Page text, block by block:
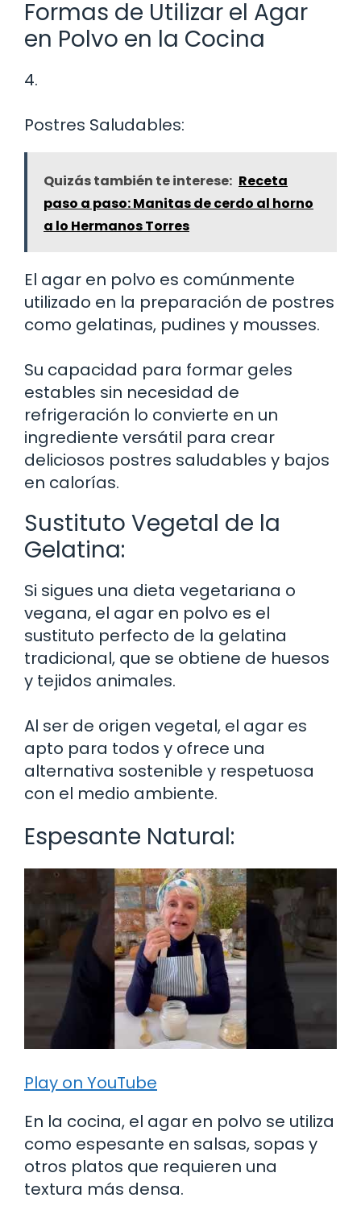
Formas de Utilizar el Agar
en Polvo en la Cocina
4.
Postres Saludables:
Quizás también te interese: Receta
paso a paso: Manitas de cerdo al horno
a lo Hermanos Torres
El agar en polvo es comúnmente
utilizado en la preparación de postres
como gelatinas, pudines y mousses.
Su capacidad para formar geles
estables sin necesidad de
refrigeración lo convierte en un
ingrediente versátil para crear
deliciosos postres saludables y bajos
en calorías.
Sustituto Vegetal de la
Gelatina:
Si sigues una dieta vegetariana o
vegana, el agar en polvo es el
sustituto perfecto de la gelatina
tradicional, que se obtiene de huesos
y tejidos animales.
Al ser de origen vegetal, el agar es
apto para todos y ofrece una
alternativa sostenible y respetuosa
con el medio ambiente.
Espesante Natural:
Play on YouTube
En la cocina, el agar en polvo se utiliza
como espesante en salsas, sopas y
otros platos que requieren una
textura más densa.